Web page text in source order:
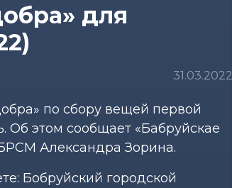
для
31.03.2022
по сбору вещей первой
этом сообщает «Бабруйскае
Александра Зорина.
Бобруйский городской